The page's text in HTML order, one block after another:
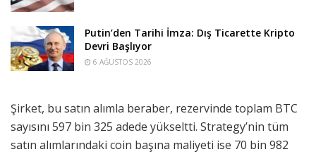
Putin’den Tarihi İmza: Dış Ticarette Kripto
Devri Başlıyor
6 AĞUSTOS 2026
Şirket, bu satın alımla beraber, rezervinde toplam BTC
sayısını 597 bin 325 adede yükseltti. Strategy’nin tüm
satın alımlarındaki coin başına maliyeti ise 70 bin 982